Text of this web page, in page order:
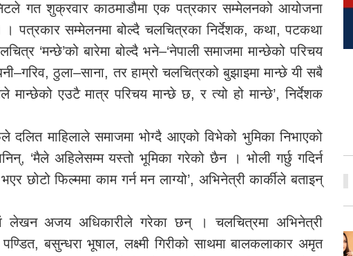
गत शुक्रवार काठमाडौमा एक पत्रकार सम्मेलनको आयोजना
। पत्रकार सम्मेलनमा बोल्दै चलचित्रका निर्देशक, कथा, पटकथा
‘मन्छे’को बारेमा बोल्दै भने–‘नेपाली समाजमा मान्छेको परिचय
ठुला–साना, तर हाम्रो चलचित्रको बुझाइमा मान्छे यी सबै
एउटै मात्र परिचय मान्छे छ, र त्यो हो मान्छे’, निर्देशक
दलित माहिलाले समाजमा भोग्दै आएको विभेको भुमिका निभाएको
‘मैले अहिलेसम्म यस्तो भूमिका गरेको छैन । भोली गर्छु गदिर्न
छोटो फिल्ममा काम गर्न मन लाग्यो’, अभिनेत्री कार्कीले बताइन्
एवं लेखन अजय अधिकारीले गरेका छन् । चलचित्रमा अभिनेत्री
बसुन्धरा भूषाल, लक्ष्मी गिरीको साथमा बालकलाकार अमृत